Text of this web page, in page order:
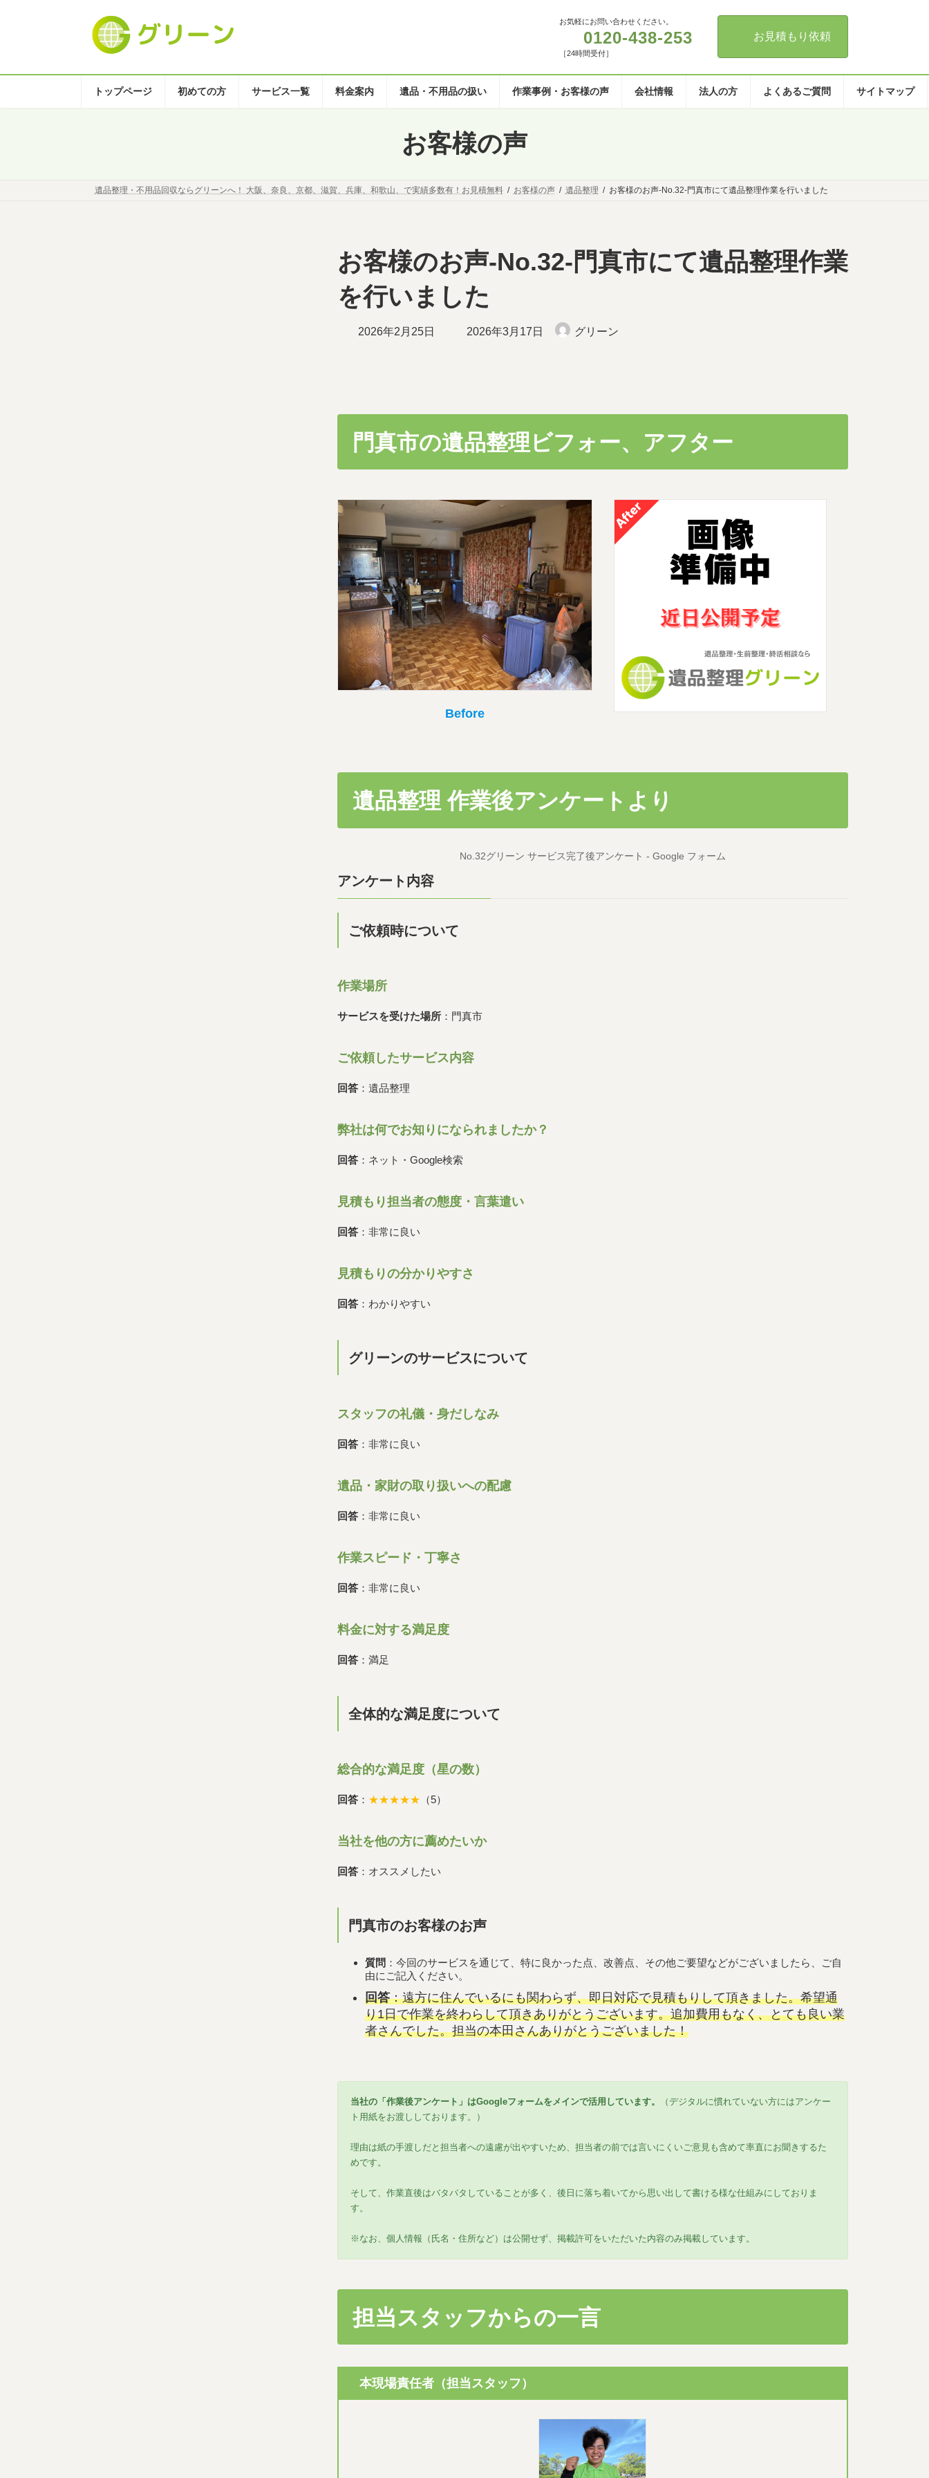
ツ
ス
シ
ン
お気軽にお問い合わせください。
0120-438-253
［24時間受付］
お見積もり依頼
トップページ 初めての方 サービス一覧 料金案内 遺品・不用品の扱い 作業事例・お客様の声 会社情報 法人の方 よくあるご質問 サイトマップ
お客様の声
遺品整理・不用品回収ならグリーンへ！ 大阪、奈良、京都、滋賀、兵庫、和歌山、で実績多数有！お見積無料 お客様の声 遺品整理 お客様のお声-No.32-門真市にて遺品整理作業を行いました
お客様のお声-No.32-門真市にて遺品整理作業
を行いました
2026年2月25日
最
:
2026年3月17日 グリーン
門真市の遺品整理ビフォー、アフター
Before
遺品整理 作業後アンケートより
No.32グリーン サービス完了後アンケート - Google フォーム
アンケート内容
ご依頼時について
作業場所
サービスを受けた場所：門真市
ご依頼したサービス内容
回答：遺品整理
弊社は何でお知りになられましたか？
回答：ネット・Google検索
見積もり担当者の態度・言葉遣い
回答：非常に良い
見積もりの分かりやすさ
回答：わかりやすい
グリーンのサービスについて
スタッフの礼儀・身だしなみ
回答：非常に良い
遺品・家財の取り扱いへの配慮
回答：非常に良い
作業スピード・丁寧さ
回答：非常に良い
料金に対する満足度
回答：満足
全体的な満足度について
総合的な満足度（星の数）
回答： ★★★★★ （5）
当社を他の方に薦めたいか
回答：オススメしたい
門真市のお客様のお声
質問 ：今回のサービスを通じて、特に良かった点、改善点、その他ご要望などがございましたら、ご自
由にご記入ください。
回答：遠方に住んでいるにも関わらず、即日対応で見積もりして頂きました。希望通
り1日で作業を終わらして頂きありがとうございます。追加費用もなく、とても良い業
者さんでした。担当の本田さんありがとうございました！
当社の「作業後アンケート」はGoogleフォームをメインで活用しています。
（デジタルに慣れていない方にはアンケー
ト用紙をお渡ししております。）
理由は紙の手渡しだと担当者への遠慮が出やすいため、担当者の前では言いにくいご意見も含めて率直にお聞きするた
めです。
そして、作業直後はバタバタしていることが多く、後日に落ち着いてから思い出して書ける様な仕組みにしておりま
す。
※なお、個人情報（氏名・住所など）は公開せず、掲載許可をいただいた内容のみ掲載しています。
担当スタッフからの一言
本現場責任者（担当スタッフ）